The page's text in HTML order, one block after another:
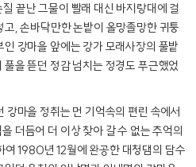
끝난 그물이 빨래 대신 바지랑대에 걸
, 손바닥만한 논밭이 올망졸망한 귀퉁
강마을 앞에는 강가 모래사장의 풀밭
을 뜯던 정감 넘치는 정경도 푸근했었
강마을 정취는 먼 기억속의 편린 속에서
더듬어 더 이상 찾아 갈 수 없는 추억의
1980년 12월에 완공한 대청댐의 담수